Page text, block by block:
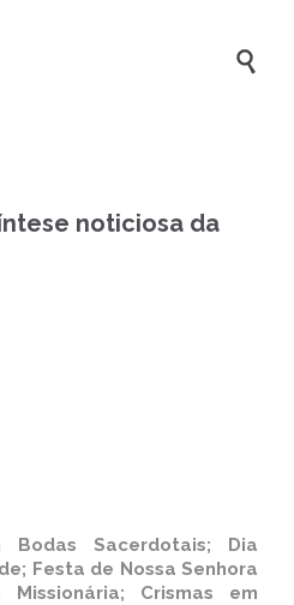

noticiosa da
Sacerdotais; Dia
Festa de Nossa Senhora
Crismas em